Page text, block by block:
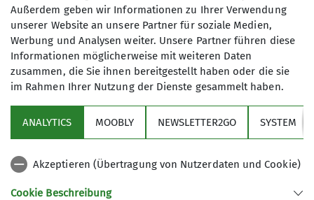
Außerdem geben wir Informationen zu Ihrer Verwendung
unserer Website an unsere Partner für soziale Medien,
Werbung und Analysen weiter. Unsere Partner führen diese
Informationen möglicherweise mit weiteren Daten
zusammen, die Sie ihnen bereitgestellt haben oder die sie
im Rahmen Ihrer Nutzung der Dienste gesammelt haben.
ANALYTICS MOOBLY NEWSLETTER2GO SYSTEM
Akzeptieren (Übertragung von Nutzerdaten und Cookie)
Cookie Beschreibung